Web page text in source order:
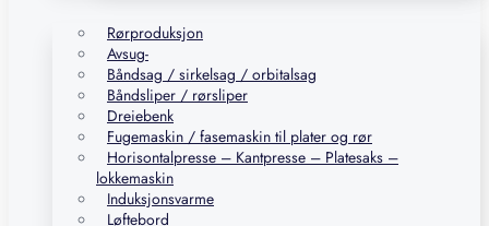
Rørproduksjon
Avsug-
Båndsag / sirkelsag / orbitalsag
Båndsliper / rørsliper
Dreiebenk
Fugemaskin / fasemaskin til plater og rør
Horisontalpresse – Kantpresse – Platesaks –
lokkemaskin
Induksjonsvarme
Løftebord